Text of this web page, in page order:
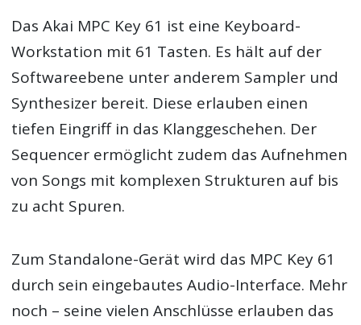
Das Akai MPC Key 61 ist eine Keyboard-
Workstation mit 61 Tasten. Es hält auf der
Softwareebene unter anderem Sampler und
Synthesizer bereit. Diese erlauben einen
tiefen Eingriff in das Klanggeschehen. Der
Sequencer ermöglicht zudem das Aufnehmen
von Songs mit komplexen Strukturen auf bis
zu acht Spuren.
Zum Standalone-Gerät wird das MPC Key 61
durch sein eingebautes Audio-Interface. Mehr
noch – seine vielen Anschlüsse erlauben das